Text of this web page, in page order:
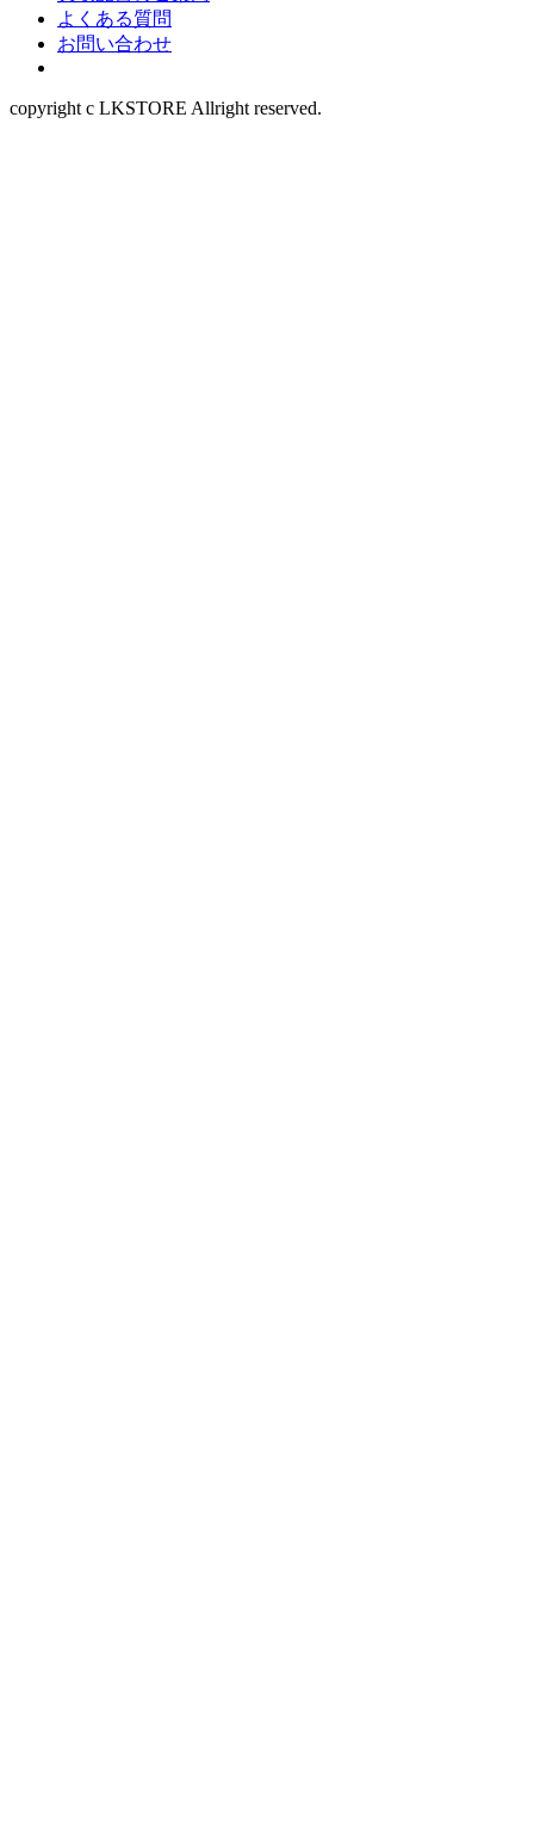
よくある質問
お問い合わせ
copyright c LKSTORE Allright reserved.